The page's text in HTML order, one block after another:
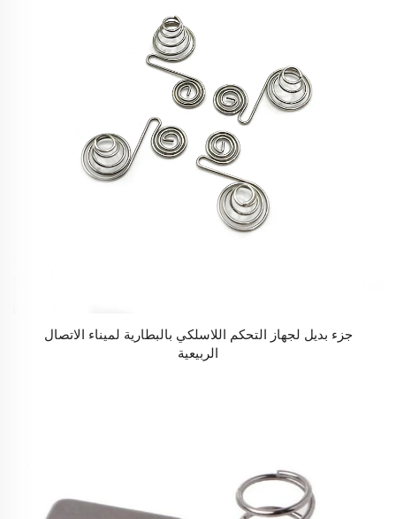
جزء بديل لجهاز التحكم اللاسلكي بالبطارية لميناء الاتصال
الربيعية